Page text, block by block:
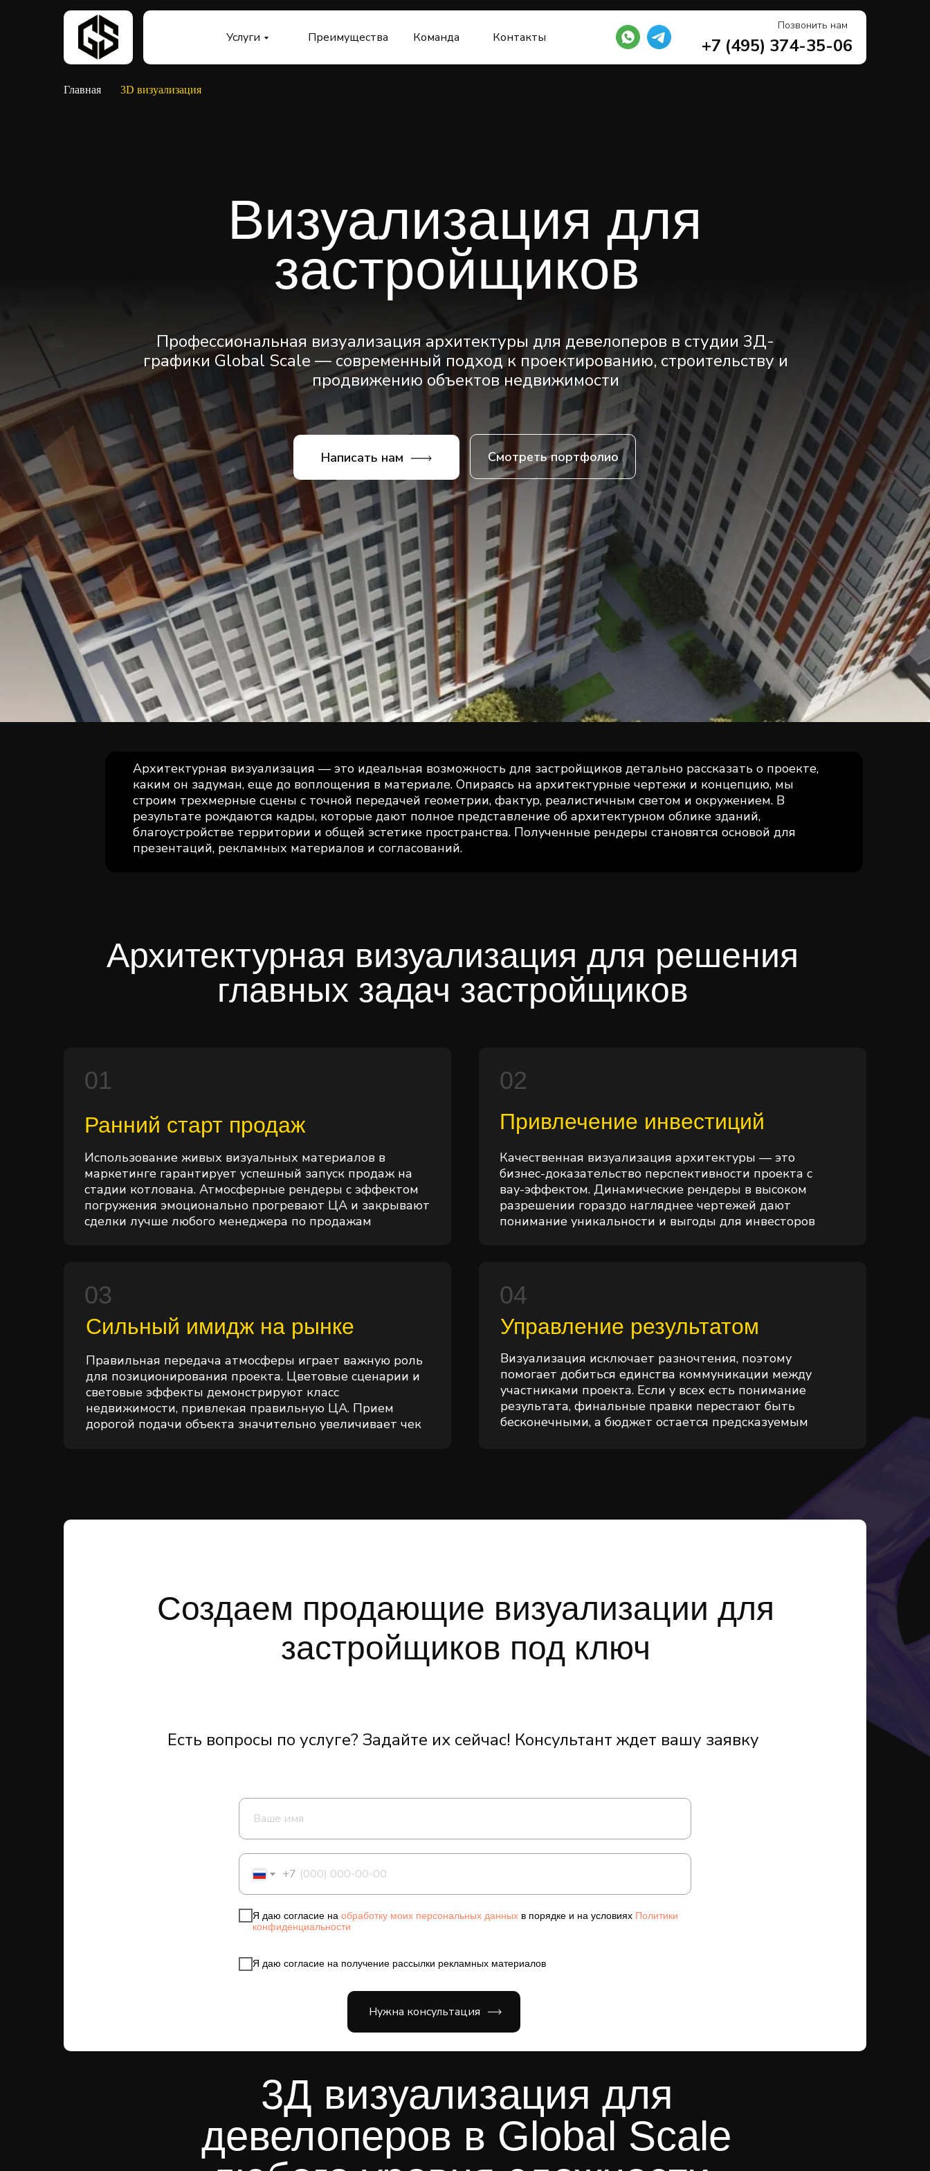
Позвонить нам
+7 (495) 374-35-06
Услуги Преимущества Контакты
Команда
Главная 3D визуализация
Визуализация для
застройщиков
Профессиональная визуализация архитектуры для девелоперов в студии 3Д-
графики Global Scale — современный подход к проектированию, строительству и
продвижению объектов недвижимости
Смотреть портфолио
Написать нам
Архитектурная визуализация — это идеальная возможность для застройщиков детально рассказать о проекте,
каким он задуман, еще до воплощения в материале. Опираясь на архитектурные чертежи и концепцию, мы
строим трехмерные сцены с точной передачей геометрии, фактур, реалистичным светом и окружением. В
результате рождаются кадры, которые дают полное представление об архитектурном облике зданий,
благоустройстве территории и общей эстетике пространства. Полученные рендеры становятся основой для
презентаций, рекламных материалов и согласований.
Архитектурная визуализация для решения
главных задач застройщиков
Использование живых визуальных материалов в
маркетинге гарантирует успешный запуск продаж на
стадии котлована. Атмосферные рендеры с эффектом
погружения эмоционально прогревают ЦА и закрывают
сделки лучше любого менеджера по продажам
01
Ранний старт продаж
Качественная визуализация архитектуры — это
бизнес-доказательство перспективности проекта с
вау-эффектом. Динамические рендеры в высоком
разрешении гораздо нагляднее чертежей дают
понимание уникальности и выгоды для инвесторов
02
Привлечение инвестиций
Правильная передача атмосферы играет важную роль
для позиционирования проекта. Цветовые сценарии и
световые эффекты демонстрируют класс
недвижимости, привлекая правильную ЦА. Прием
дорогой подачи объекта значительно увеличивает чек
03
Сильный имидж на рынке
Визуализация исключает разночтения, поэтому
помогает добиться единства коммуникации между
участниками проекта. Если у всех есть понимание
результата, финальные правки перестают быть
бесконечными, а бюджет остается предсказуемым
04
Управление результатом
Создаем продающие визуализации для
застройщиков под ключ
Есть вопросы по услуге? Задайте их сейчас! Консультант ждет вашу заявку
+7
Я даю согласие на обработку моих персональных данных в порядке и на условиях Политики
конфиденциальности
Я даю согласие на получение рассылки рекламных материалов
Нужна консультация
3Д визуализация для
девелоперов в Global Scale